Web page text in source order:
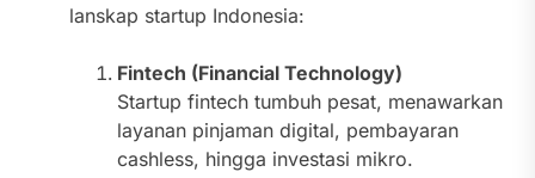
lanskap startup Indonesia:
Fintech (Financial Technology)
Startup fintech tumbuh pesat, menawarkan
layanan pinjaman digital, pembayaran
cashless, hingga investasi mikro.